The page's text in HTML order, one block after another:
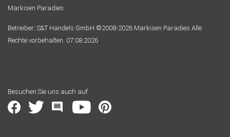
Markisen Paradies
Betreiber: S&T Handels GmbH ©2008-2026 Markisen Paradies Alle
Rechte vorbehalten. 07.08.2026
Besuchen Sie uns auch auf